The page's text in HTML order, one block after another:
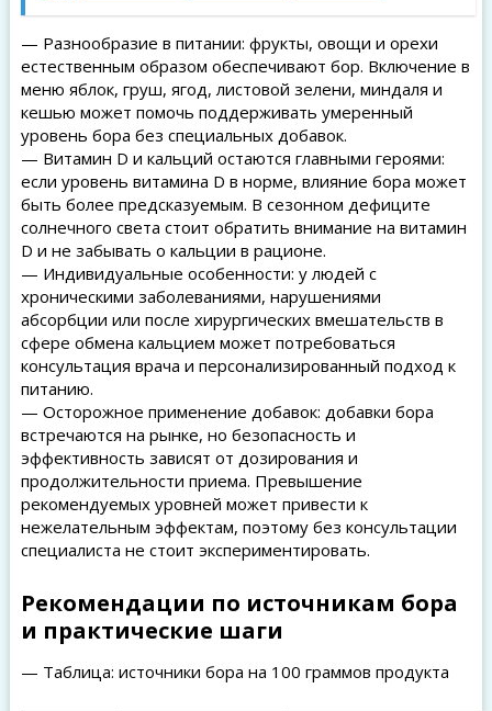
— Разнообразие в питании: фрукты, овощи и орехи
естественным образом обеспечивают бор. Включение в
меню яблок, груш, ягод, листовой зелени, миндаля и
кешью может помочь поддерживать умеренный
уровень бора без специальных добавок.
— Витамин D и кальций остаются главными героями:
если уровень витамина D в норме, влияние бора может
быть более предсказуемым. В сезонном дефиците
солнечного света стоит обратить внимание на витамин
D и не забывать о кальции в рационе.
— Индивидуальные особенности: у людей с
хроническими заболеваниями, нарушениями
абсорбции или после хирургических вмешательств в
сфере обмена кальцием может потребоваться
консультация врача и персонализированный подход к
питанию.
— Осторожное применение добавок: добавки бора
встречаются на рынке, но безопасность и
эффективность зависят от дозирования и
продолжительности приема. Превышение
рекомендуемых уровней может привести к
нежелательным эффектам, поэтому без консультации
специалиста не стоит экспериментировать.
Рекомендации по источникам бора
и практические шаги
— Таблица: источники бора на 100 граммов продукта